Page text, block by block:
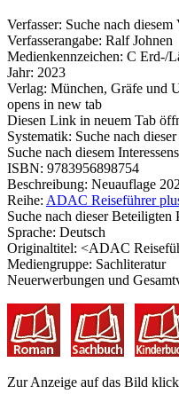
Verfasser: Suche nach diesem
Verfasserangabe: Ralf Johnen
Medienkennzeichen: C Erd-/
Jahr: 2023
Verlag: München, Gräfe und
opens in new tab
Diesen Link in neuem Tab
Systematik: Suche nach
Suche nach diesem
ISBN: 9783956898754
Beschreibung: Neuauflage
Reihe: ADAC Reiseführer
Suche nach dieser Beteiligten
Sprache: Deutsch
Originaltitel: <ADAC
Mediengruppe: Sachliteratur
Neuerwerbungen und
Zur Anzeige auf das Bild